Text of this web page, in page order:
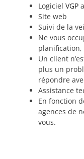
LogicielVGP
Site web
Suivi de la
Ne vous
Un client
plus un
répondre
Assistance
En fonction
agences de
vous.